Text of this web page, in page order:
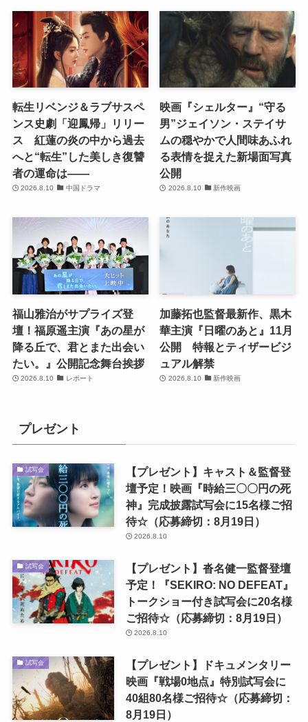
転生リベンジ＆ラブサスペ
ンス史劇「迎鳳帰」リリー
ス 紅蓮の炎の中から過去
へと“転生”した美しき復讐
者の運命は――
2026.8.10 中国ドラマ
映画『シェルター』“守る
男”ジェイソン・ステイサ
ムの穏やかで人間味あふれ
る表情を捉えた新場面写真
公開
2026.8.10 新作映画
福山雅治がサプライズ登
壇！福原遥主演『あの星が
降る丘で、君とまた出会い
たい。』公開記念舞台挨拶
2026.8.10 レポート
加藤拓也監督最新作、黒木
華主演『日曜のあと』11月
公開 特報とティザービジ
ュアル解禁
2026.8.10 新作映画
プレゼント
試写会
【プレゼント】キャスト＆監督登
壇予定！映画『時給三〇〇円の死
神』完成披露試写会に15名様ご招
待☆（応募締切：8月19日）
2026.8.10
試写会
【プレゼント】沓名健一監督登壇
予定！『SEKIRO: NO DEFEAT』
トークショー付き試写会に20名様
ご招待☆（応募締切：8月19日）
2026.8.10
試写会
【プレゼント】ドキュメンタリー
映画『戦場0地点』特別試写会に
40組80名様ご招待☆（応募締切：
8月19日）